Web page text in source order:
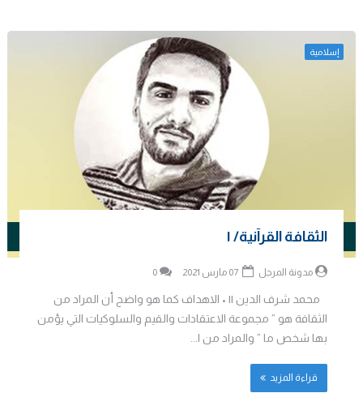
إسلامية
الثقافة القرآنية/ ١
مدونة المرجل 0
محمد شرف الدين || • الاهداف كما هو واضح أن المراد من
الثقافة هو ” مجموعة الاعتقادات والقيم والسلوكيات التي يؤمن
بها شخص ما ” والمراد من ا...
قراءة المزيد